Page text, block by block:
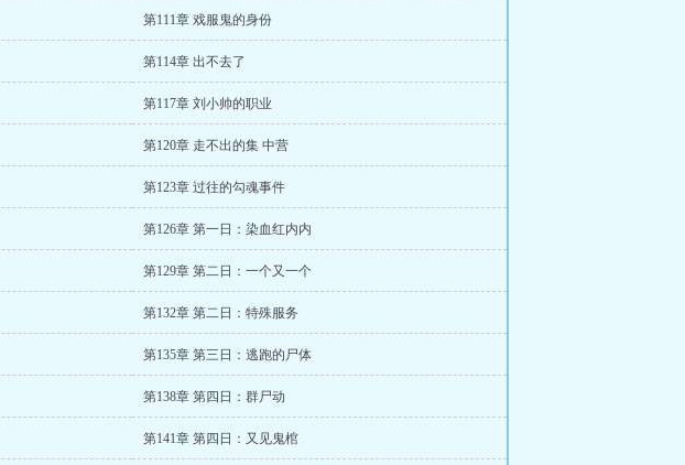
第111章 戏服鬼的身份
第114章 出不去了
第117章 刘小帅的职业
第120章 走不出的集 中营
第123章 过往的勾魂事件
第126章 第一日：染血红内内
第129章 第二日：一个又一个
第132章 第二日：特殊服务
第135章 第三日：逃跑的尸体
第138章 第四日：群尸动
第141章 第四日：又见鬼棺